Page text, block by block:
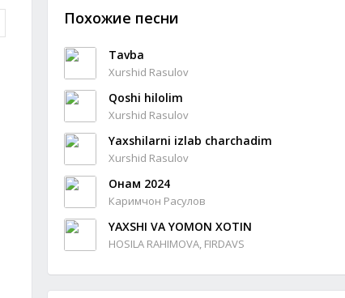
Похожие песни
Tavba
Xurshid Rasulov
Qoshi hilolim
Xurshid Rasulov
Yaxshilarni izlab charchadim
Xurshid Rasulov
Онам 2024
Каримчон Расулов
YAXSHI VA YOMON XOTIN
HOSILA RAHIMOVA, FIRDAVS